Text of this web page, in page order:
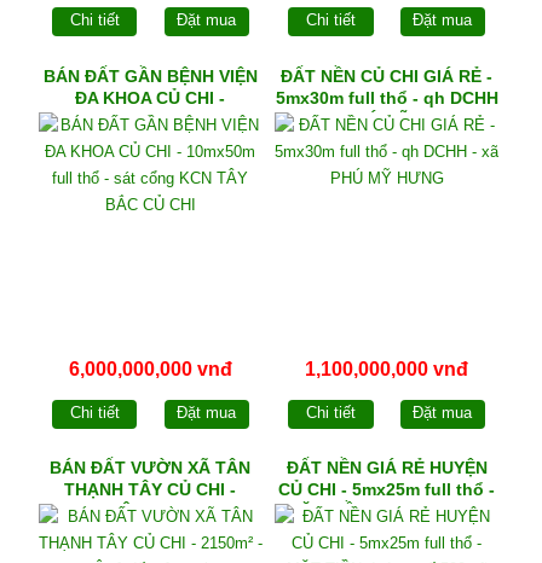
Chi tiết Đặt mua Chi tiết Đặt mua
BÁN ĐẤT GẦN BỆNH VIỆN
ĐA KHOA CỦ CHI -
10mx50m full thổ - sát
cổng KCN TÂY BẮC CỦ
CHI
6,000,000,000 vnđ
Chi tiết Đặt mua
ĐẤT NỀN CỦ CHI GIÁ RẺ -
5mx30m full thổ - qh DCHH
- xã PHÚ MỸ HƯNG
1,100,000,000 vnđ
Chi tiết Đặt mua
BÁN ĐẤT VƯỜN XÃ TÂN
THẠNH TÂY CỦ CHI -
2150m² - Ô tô đến tận nơi
ĐẤT NỀN GIÁ RẺ HUYỆN
CỦ CHI - 5mx25m full thổ -
MẶT TIỀN đường số 500
xã PHẠM VĂN CỘI